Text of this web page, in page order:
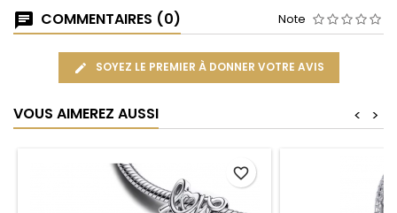
COMMENTAIRES (0) Note
SOYEZ LE PREMIER À DONNER VOTRE AVIS
VOUS AIMEREZ AUSSI >
<
favorite_border